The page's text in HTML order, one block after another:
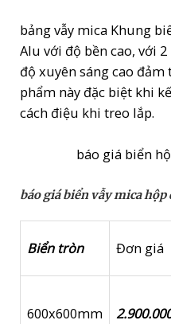
bảng vẫy mica Khung
Alu với độ bền cao, với
độ xuyên sáng cao
phẩm này đặc biệt khi
cách điệu khi treo lắp.
báo giá biển
báo giá biển vẫy mica hộp
Biển tròn Đơn giá
600x600mm